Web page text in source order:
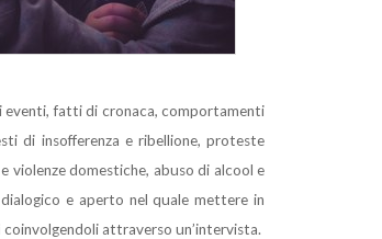
eventi, fatti di cronaca, comportamenti
di insofferenza e ribellione, proteste
violenze domestiche, abuso di alcool e
e aperto nel quale mettere in
coinvolgendoli attraverso un’intervista.